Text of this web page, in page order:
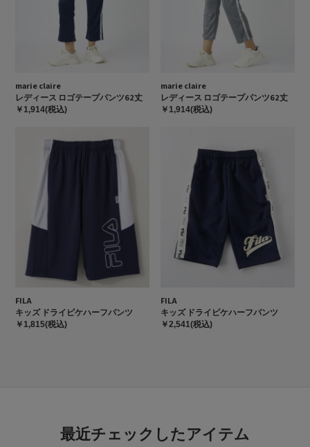
marie claire
レディース ロゴテープパンツ62丈
￥1,914(税込)
marie claire
レディース ロゴテープパンツ62丈
￥1,914(税込)
FILA
キッズ ドライピケハーフパンツ
￥1,815(税込)
FILA
キッズ ドライピケハーフパンツ
￥2,541(税込)
最近チェックしたアイテム